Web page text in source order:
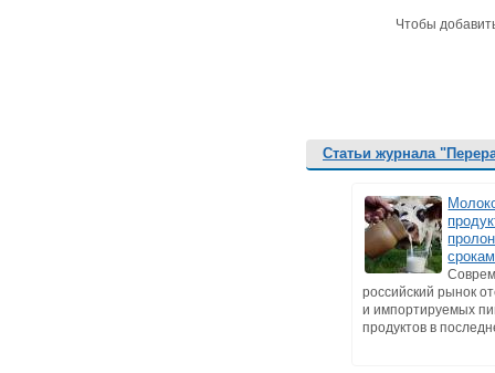
Чтобы
Статьи журнала
российский рынок
и импортируемых
продуктов в